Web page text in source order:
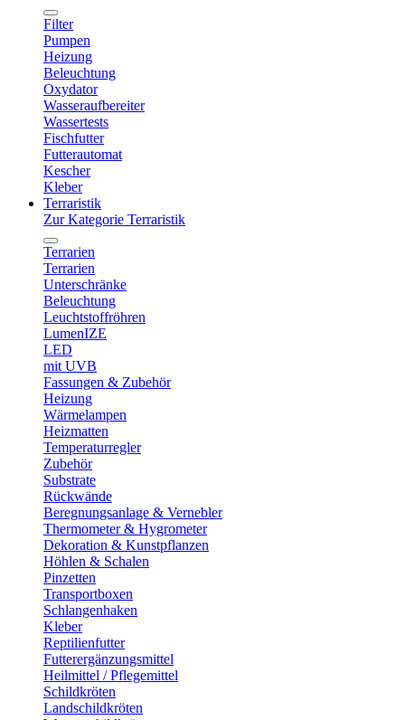
Filter
Pumpen
Heizung
Beleuchtung
Oxydator
Wasseraufbereiter
Wassertests
Fischfutter
Futterautomat
Kescher
Kleber
Terraristik
Zur Kategorie Terraristik
Terrarien
Terrarien
Unterschränke
Beleuchtung
Leuchtstoffröhren
LumenIZE
LED
mit UVB
Fassungen & Zubehör
Heizung
Wärmelampen
Heizmatten
Temperaturregler
Zubehör
Substrate
Rückwände
Beregnungsanlage & Vernebler
Thermometer & Hygrometer
Dekoration & Kunstpflanzen
Höhlen & Schalen
Pinzetten
Transportboxen
Schlangenhaken
Kleber
Reptilienfutter
Futterergänzungsmittel
Heilmittel / Pflegemittel
Schildkröten
Landschildkröten